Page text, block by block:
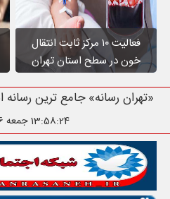
فعالیت ۱۰ مرکز ثابت انتقال
خون در سطح استان تهران
«تهران رسانه» جامع ترین رسانه
13:58:25 جمعه 1405/05/16